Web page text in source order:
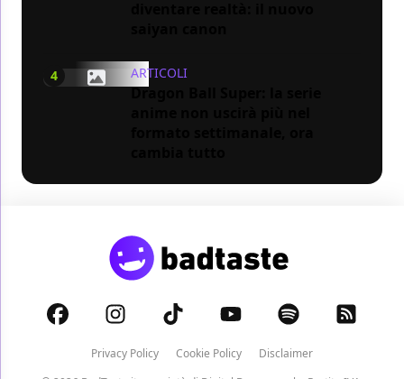
4 ARTICOLI
Dragon Ball Super: la serie
Privacy Policy Cookie Policy
Disclaimer